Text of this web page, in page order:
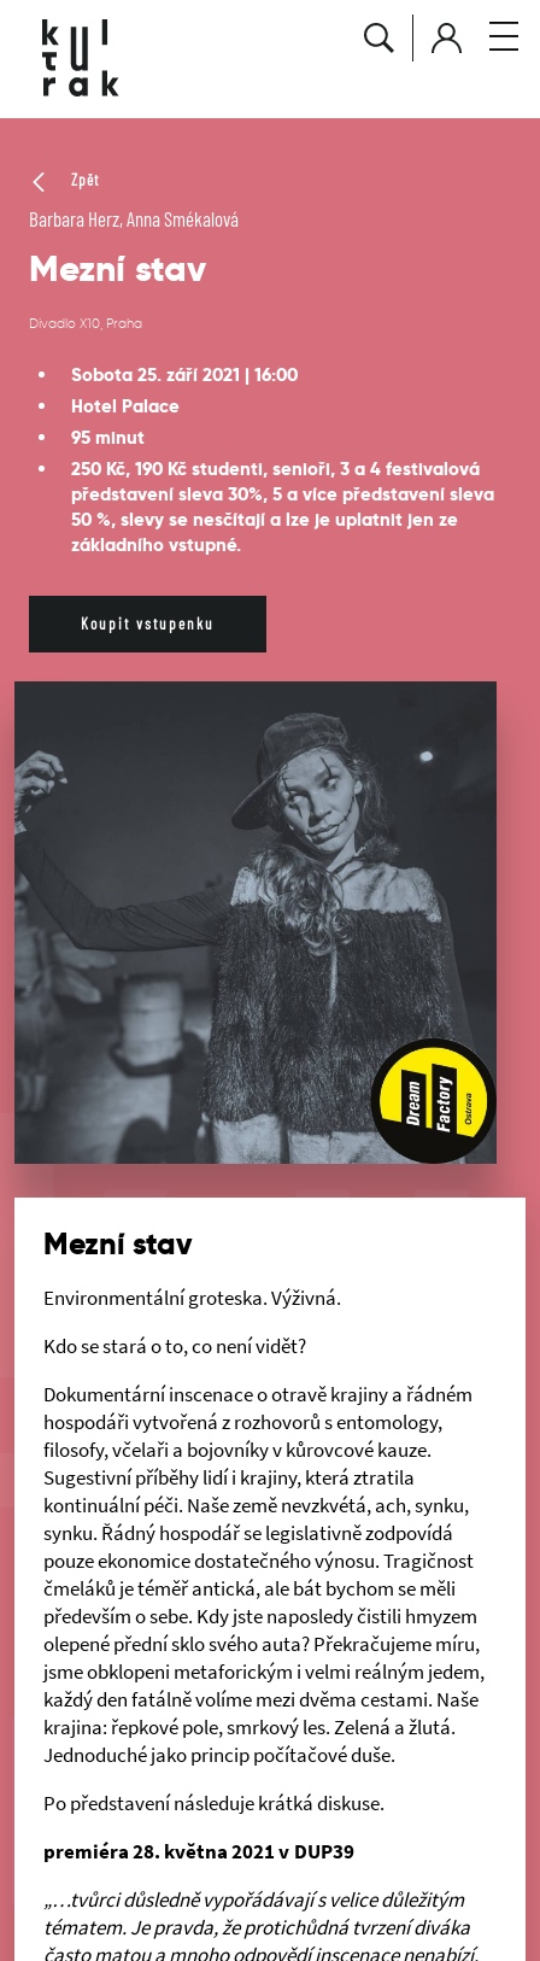
Zpět
Barbara Herz, Anna Smékalová
Mezní stav
Divadlo X10, Praha
Sobota 25. září 2021 | 16:00
Hotel Palace
95 minut
250 Kč, 190 Kč studenti, senioři, 3 a 4 festivalová
představení sleva 30%, 5 a více představení sleva
50 %, slevy se nesčítají a lze je uplatnit jen ze
základního vstupné.
Koupit vstupenku
Mezní stav
Environmentální groteska. Výživná.
Kdo se stará o to, co není vidět?
Dokumentární inscenace o otravě krajiny a řádném
hospodáři vytvořená z rozhovorů s entomology,
filosofy, včelaři a bojovníky v kůrovcové kauze.
Sugestivní příběhy lidí i krajiny, která ztratila
kontinuální péči. Naše země nevzkvétá, ach, synku,
synku. Řádný hospodář se legislativně zodpovídá
pouze ekonomice dostatečného výnosu. Tragičnost
čmeláků je téměř antická, ale bát bychom se měli
především o sebe. Kdy jste naposledy čistili hmyzem
olepené přední sklo svého auta? Překračujeme míru,
jsme obklopeni metaforickým i velmi reálným jedem,
každý den fatálně volíme mezi dvěma cestami. Naše
krajina: řepkové pole, smrkový les. Zelená a žlutá.
Jednoduché jako princip počítačové duše.
Po představení následuje krátká diskuse.
premiéra 28. května 2021 v DUP39
„…tvůrci důsledně vypořádávají s velice důležitým
tématem. Je pravda, že protichůdná tvrzení diváka
často matou a mnoho odpovědí inscenace nenabízí.